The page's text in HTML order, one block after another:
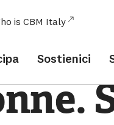
Contenuto Principale
Sostienici
is CBM Italy